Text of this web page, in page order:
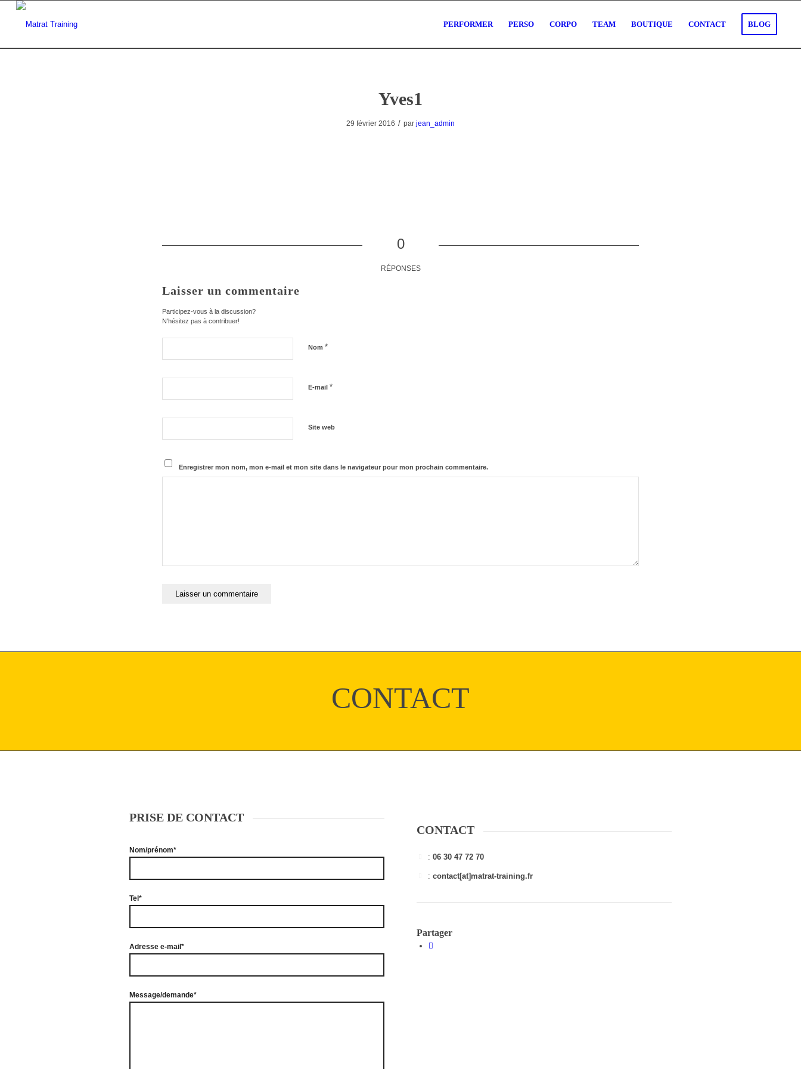
PERFORMER PERSO CORPO TEAM BOUTIQUE CONTACT BLOG
Yves1
29 février 2016 / par jean_admin
0
RÉPONSES
Laisser un commentaire
Participez-vous à la discussion?
N'hésitez pas à contribuer!
Nom *
E-mail *
Site web
Enregistrer mon nom, mon e-mail et mon site dans le navigateur pour mon prochain commentaire.
CONTACT
PRISE DE CONTACT
Nom/prénom*
Tel*
Adresse e-mail*
Message/demande*
CONTACT
: 06 30 47 72 70
: contact[at]matrat-training.fr
Partager